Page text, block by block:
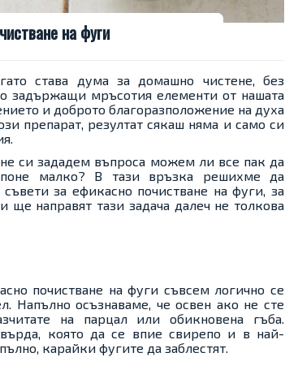
на фуги
става дума за домашно чистене, без
задържащи мръсотия елементи от нашата
и доброто благоразположение на духа
препарат, резултат сякаш няма и само си
си зададем въпроса можем ли все пак да
малко? В тази връзка решихме да
за ефикасно почистване на фуги, за
направят тази задача далеч не толкова
почистване на фуги съвсем логично се
Напълно осъзнаваме, че освен ако не сте
на парцал или обикновена гъба.
която да се впие свирепо и в най-
карайки фугите да заблестят.